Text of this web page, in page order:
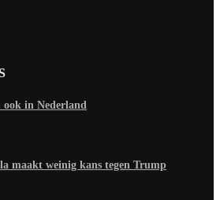
ook in Nederland
maakt weinig kans tegen Trump